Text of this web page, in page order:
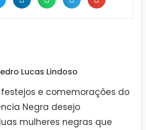
Lucas Lindoso
festejos e comemorações do
Negra desejo
mulheres negras que